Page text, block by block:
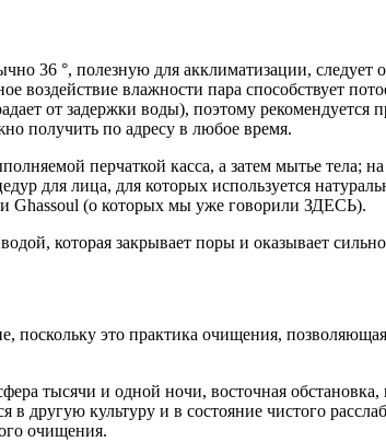
36 °, полезную для акклиматизации,
влажности пара способствует
от задержки воды), поэтому рекомендуется
получить по адресу в любое время.
перчаткой касса, а затем мытье тела;
для лица, для которых используется
и Ghassoul (о которых мы уже говорили ЗДЕСЬ).
которая закрывает поры и оказывает
поскольку это практика очищения,
тысячи и одной ночи, восточная
в другую культуру и в состояние чистого
очищения.